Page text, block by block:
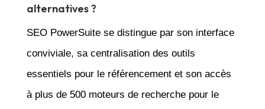
alternatives ?
SEO PowerSuite se distingue par son interface
conviviale, sa centralisation des outils
essentiels pour le référencement et son accès
à plus de 500 moteurs de recherche pour le